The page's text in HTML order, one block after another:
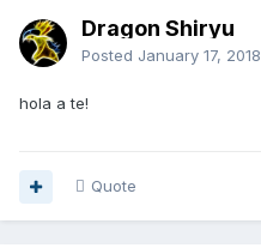
Dragon Shiryu
Posted January 17, 2018
hola a te!
Quote